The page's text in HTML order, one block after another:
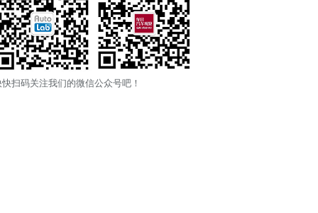
扫码关注我们的微信公众号吧！